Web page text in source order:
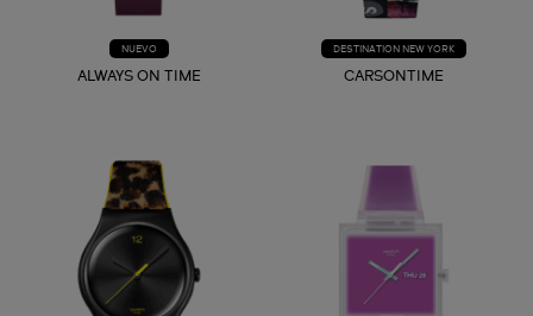
NUEVO
ALWAYS ON TIME
DESTINATION NEW YORK
CARSONTIME